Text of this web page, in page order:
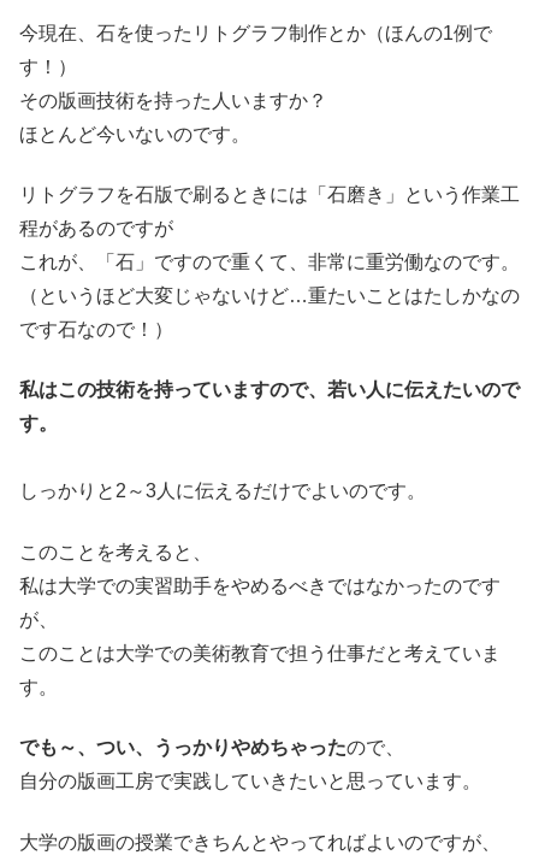
今現在、石を使ったリトグラフ制作とか（ほんの1例で
す！）
その版画技術を持った人いますか？
ほとんど今いないのです。
リトグラフを石版で刷るときには「石磨き」という作業工
程があるのですが
これが、「石」ですので重くて、非常に重労働なのです。
（というほど大変じゃないけど…重たいことはたしかなの
です石なので！）
私はこの技術を持っていますので、若い人に伝えたいので
す。
しっかりと2～3人に伝えるだけでよいのです。
このことを考えると、
私は大学での実習助手をやめるべきではなかったのです
が、
このことは大学での美術教育で担う仕事だと考えていま
す。
でも～、つい、うっかりやめちゃったので、
自分の版画工房で実践していきたいと思っています。
大学の版画の授業できちんとやってればよいのですが、